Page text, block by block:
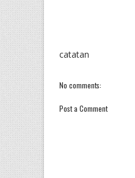
catatan
No comments:
Post a Comment